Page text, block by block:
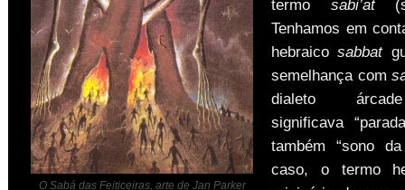
O Sabá das Feiticeiras, arte de Jan Parker
termo sabi’at
Tenhamos em
hebraicosabbat
semelhança com
dialeto
significava
também “sono
caso, o termo